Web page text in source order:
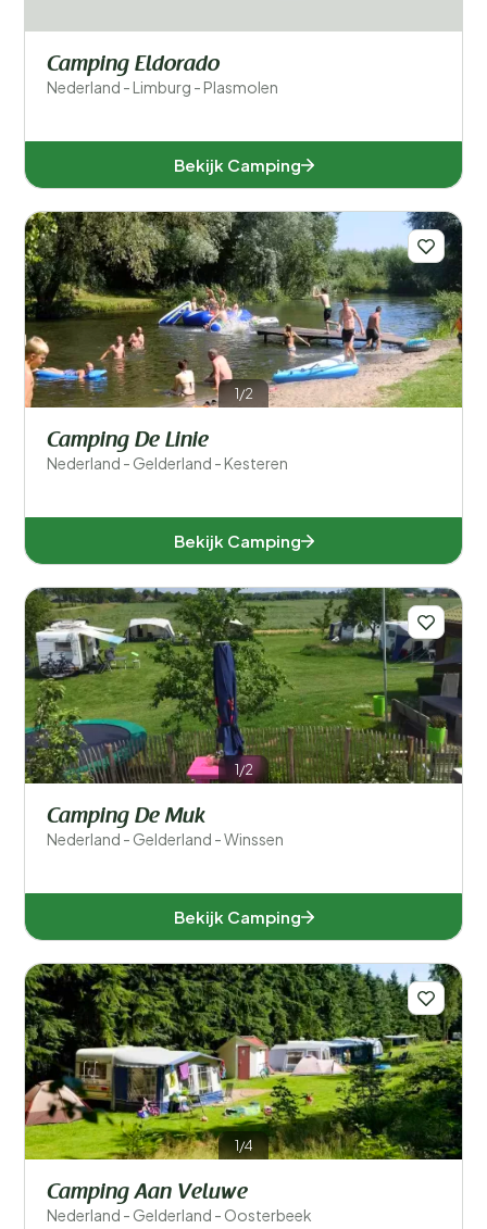
Camping Eldorado
Nederland - Limburg - Plasmolen
Bekijk Camping
1/2
Camping De Linie
Nederland - Gelderland - Kesteren
Bekijk Camping
1/2
Camping De Muk
Nederland - Gelderland - Winssen
Bekijk Camping
1/4
Camping Aan Veluwe
Nederland - Gelderland - Oosterbeek